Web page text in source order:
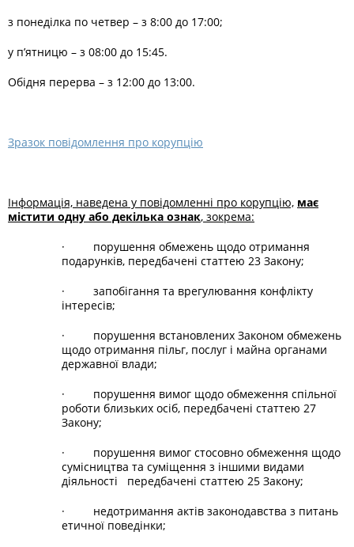
з понеділка по четвер – з 8:00 до 17:00;
у п’ятницю – з 08:00 до 15:45.
Обідня перерва – з 12:00 до 13:00.
Зразок повідомлення про корупцію
Інформація, наведена у повідомленні про корупцію, має
містити одну або декілька ознак, зокрема:
· порушення обмежень щодо отримання
подарунків, передбачені статтею 23 Закону;
· запобігання та врегулювання конфлікту
інтересів;
· порушення встановлених Законом обмежень
щодо отримання пільг, послуг і майна органами
державної влади;
· порушення вимог щодо обмеження спільної
роботи близьких осіб, передбачені статтею 27
Закону;
· порушення вимог стосовно обмеження щодо
сумісництва та суміщення з іншими видами
діяльності передбачені статтею 25 Закону;
· недотримання актів законодавства з питань
етичної поведінки;